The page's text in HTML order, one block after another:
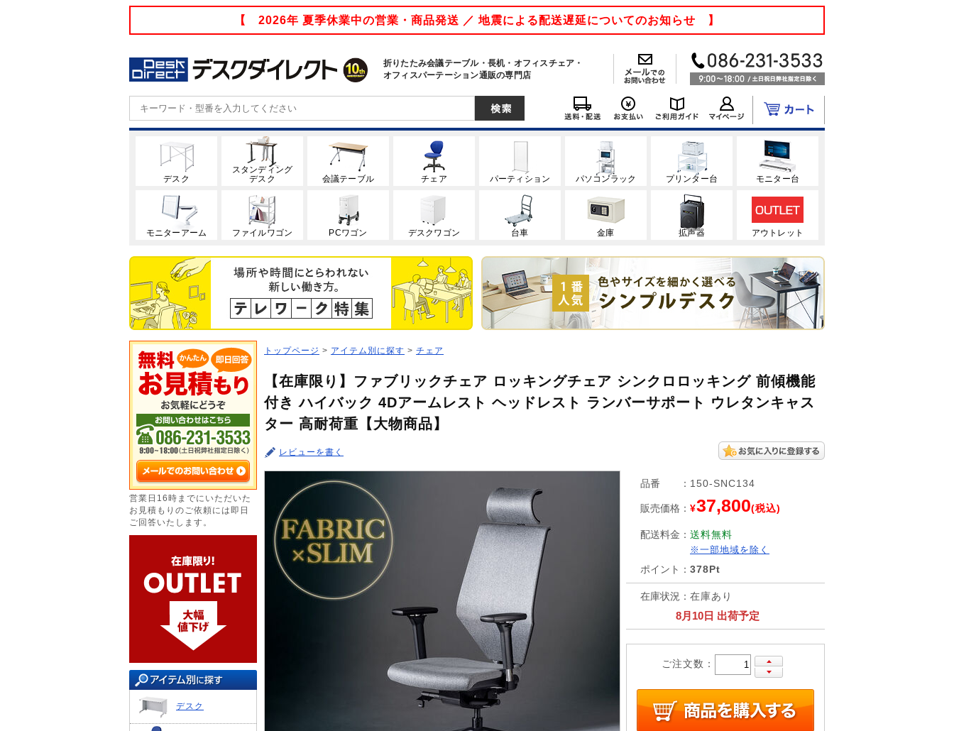
【 2026年 夏季休業中の営業・商品発送 ／ 地震による配送遅延についてのお知らせ 】
折りたたみ会議テーブル・長机・オフィスチェア・
オフィスパーテーション通販の専門店
デスク
スタンディング
デスク
会議テーブル チェア パーティション パソコンラック プリンター台 モニター台
モニターアーム ファイルワゴン PCワゴン デスクワゴン 台車 金庫 拡声器 アウトレット
営業日16時までにいただいた
お見積もりのご依頼には即日
ご回答いたします。
デスク
トップページ > アイテム別に探す > チェア
【在庫限り】ファブリックチェア ロッキングチェア シンクロロッキング 前傾機能
付き ハイバック 4Dアームレスト ヘッドレスト ランバーサポート ウレタンキャス
ター 高耐荷重【大物商品】
レビューを書く
品番 ： 150-SNC134
販売価格 ： ¥37,800(税込)
配送料金 ： 送料無料
※一部地域を除く
ポイント ： 378Pt
在庫状況 ： 在庫あり
8月10日 出荷予定
ご注文数：